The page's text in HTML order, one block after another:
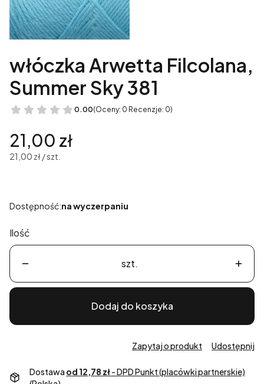
włóczka Arwetta Filcolana,
Summer Sky 381
0.00(Oceny: 0 Recenzje: 0)
Cena
21,00 zł
21,00 zł / szt.
Dostępność:na wyczerpaniu
Ilość
szt.
Dodaj do koszyka
Zapytaj o produkt Udostępnij
Dostawa od 12,78 zł- DPD Punkt (placówki partnerskie)